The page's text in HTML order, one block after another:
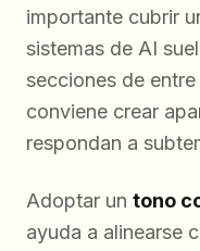
importante cubrir
sistemas de AI
secciones de
conviene crear
respondan a
Adoptar un tono
ayuda a alinearse